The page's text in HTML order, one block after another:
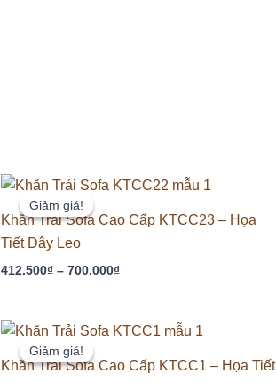
Giảm giá!
Giảm giá!
Khăn Trải Sofa Cao Cấp KTCC23 – Họa
Tiết Dây Leo
412.500₫ – 700.000₫
Khoảng
từ
412.500₫
Giảm giá!
Giảm giá!
Khăn Trải Sofa Cao Cấp KTCC1 – Họa Tiết
Khoảng
từ
420.000₫